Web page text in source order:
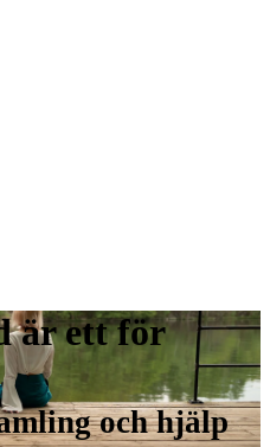
är ett för
och hjälp